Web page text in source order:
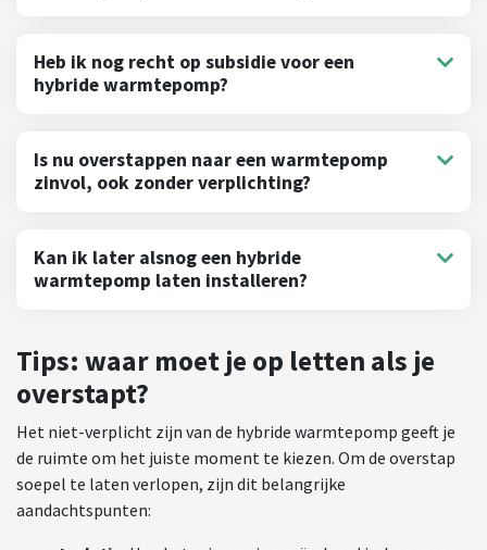
Heb ik nog recht op subsidie voor een
hybride warmtepomp?
Is nu overstappen naar een warmtepomp
zinvol, ook zonder verplichting?
Kan ik later alsnog een hybride
warmtepomp laten installeren?
Tips: waar moet je op letten als je
overstapt?
Het niet-verplicht zijn van de hybride warmtepomp geeft je
de ruimte om het juiste moment te kiezen. Om de overstap
soepel te laten verlopen, zijn dit belangrijke
aandachtspunten: